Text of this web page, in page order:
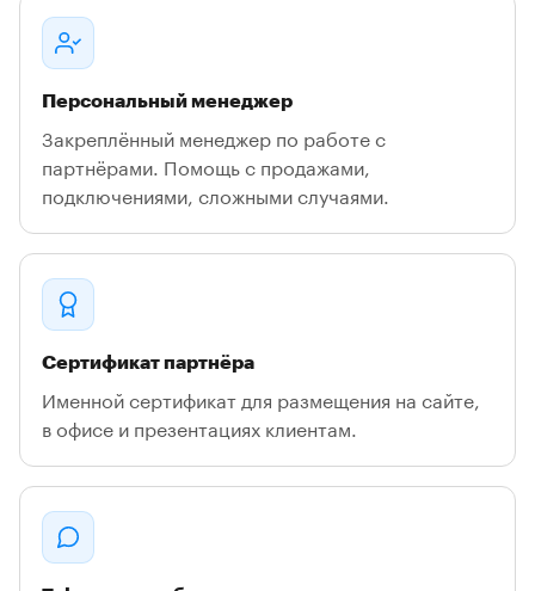
Персональный менеджер
Закреплённый менеджер по работе с
партнёрами. Помощь с продажами,
подключениями, сложными случаями.
Сертификат партнёра
Именной сертификат для размещения на сайте,
в офисе и презентациях клиентам.